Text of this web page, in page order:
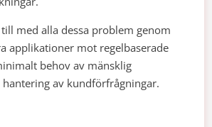
till med alla dessa problem genom
applikationer mot regelbaserade
behov av mänsklig
av kundförfrågningar.